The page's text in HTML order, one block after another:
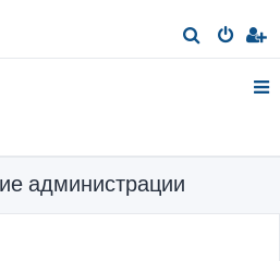
о
администрации